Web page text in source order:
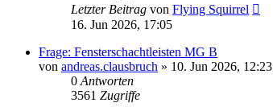
Letzter Beitrag von Flying Squirrel
16. Jun 2026, 17:05
Frage: Fensterschachtleisten MG B
von andreas.clausbruch » 10. Jun 2026, 12:23
0 Antworten
3561 Zugriffe